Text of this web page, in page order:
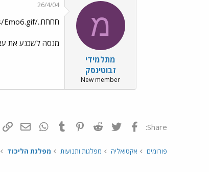
מ
מתלמידי
זבוטינסק
New member
26/4/04
חחחח../images/Emo6.gif הוא פשוט
מנסה לשכנע את
Share: פייסבוק Twitter
Reddit
Pinterest
Tumblr
WhatsApp
דואר
פורומים אקטואליה מפלגות ותנועות מפלגת הליכוד